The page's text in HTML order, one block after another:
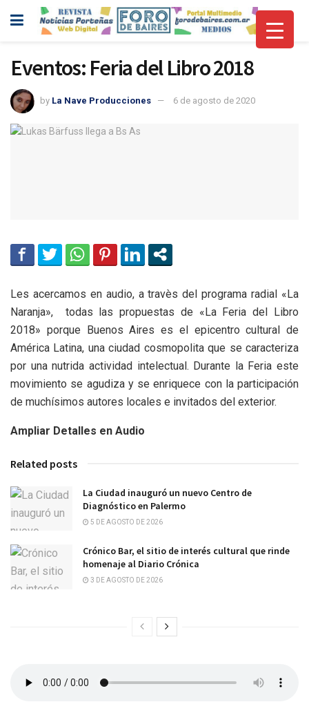
Eventos: Feria del Libro 2018
by La Nave Producciones 6 de agosto de 2020
Les acercamos en audio, a travès del programa radial «La
Naranja», todas las propuestas de «La Feria del Libro
2018» porque Buenos Aires es el epicentro cultural de
América Latina, una ciudad cosmopolita que se caracteriza
por una nutrida actividad intelectual. Durante la Feria este
movimiento se agudiza y se enriquece con la participación
de muchísimos autores locales e invitados del exterior.
Ampliar Detalles en Audio
Related posts
La Ciudad inauguró un nuevo Centro de
Diagnóstico en Palermo
5 DE AGOSTO DE 2026
Crónico Bar, el sitio de interés cultural que rinde
homenaje al Diario Crónica
3 DE AGOSTO DE 2026